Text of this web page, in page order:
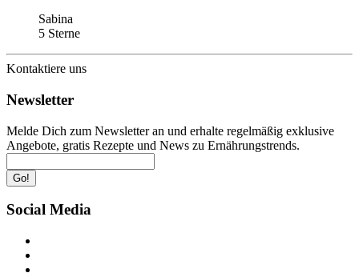
Sabina
5 Sterne
Kontaktiere uns
Newsletter
Melde Dich zum Newsletter an und erhalte regelmäßig exklusive
Angebote, gratis Rezepte und News zu Ernährungstrends.
Go!
Social Media